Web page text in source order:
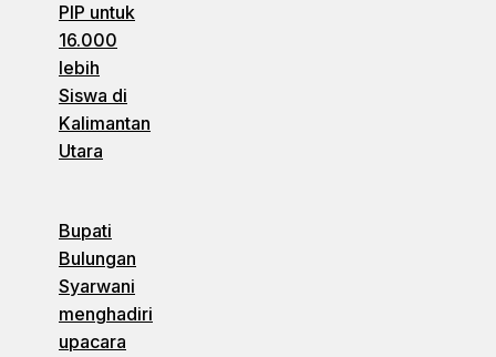
PIP untuk
16.000
lebih
Siswa di
Kalimantan
Utara
Bupati
Bulungan
Syarwani
menghadiri
upacara